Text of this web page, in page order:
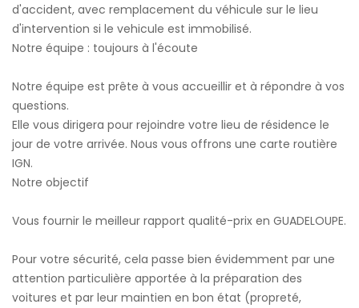
d'accident, avec remplacement du véhicule sur le lieu
d'intervention si le vehicule est immobilisé.
Notre équipe : toujours à l'écoute
Notre équipe est prête à vous accueillir et à répondre à vos
questions.
Elle vous dirigera pour rejoindre votre lieu de résidence le
jour de votre arrivée. Nous vous offrons une carte routière
IGN.
Notre objectif
Vous fournir le meilleur rapport qualité-prix en GUADELOUPE.
Pour votre sécurité, cela passe bien évidemment par une
attention particulière apportée à la préparation des
voitures et par leur maintien en bon état (propreté,